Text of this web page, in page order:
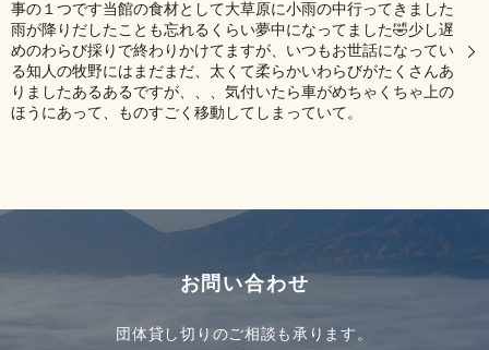
事の１つです当館の食材として大草原に小雨の中行ってきました
雨が降りだしたことも忘れるくらい夢中になってました🤣少し遅
めのわらび採りで終わりかけてますが、いつもお世話になってい
る知人の牧野にはまだまだ、太くて柔らかいわらびがたくさんあ
りましたあるあるですが、、、気付いたら車がめちゃくちゃ上の
ほうにあって、ものすごく移動してしまっていて。
お問い合わせ
団体貸し切りのご相談も承ります。